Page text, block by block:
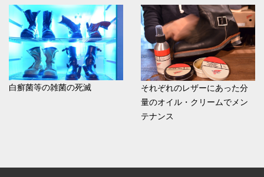
白癬菌等の雑菌の死滅
それぞれのレザーにあった分
量のオイル・クリームでメン
テナンス